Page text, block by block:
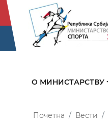
О МИНИСТАРСТВУ
Почетна Вести